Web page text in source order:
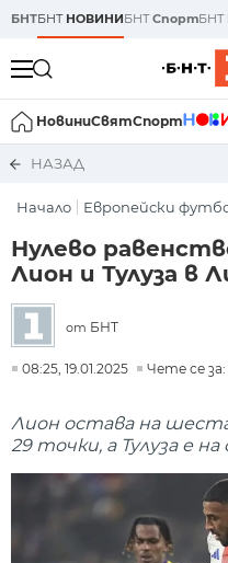
БНТБНТ НОВИНИБНТСпортБНТ
НовиниСвятСпорт
НАЗАД
Начало Европейски
Нулево
Лион и Тулуза в
от БНТ
08:25, 19.01.2025 Чете се
Лион остава на
29 точки, а Тулуза е